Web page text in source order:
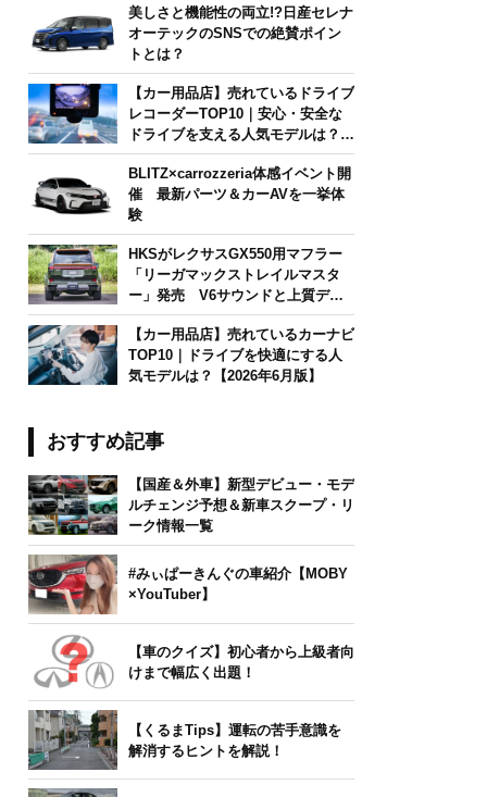
美しさと機能性の両立!?日産セレナ
オーテックのSNSでの絶賛ポイン
トとは？
【カー用品店】売れているドライブ
レコーダーTOP10｜安心・安全な
ドライブを支える人気モデルは？
【2026年6月版】
BLITZ×carrozzeria体感イベント開
催 最新パーツ＆カーAVを一挙体
験
HKSがレクサスGX550用マフラー
「リーガマックストレイルマスタ
ー」発売 V6サウンドと上質デザ
インを両立
【カー用品店】売れているカーナビ
TOP10｜ドライブを快適にする人
気モデルは？【2026年6月版】
おすすめ記事
【国産＆外車】新型デビュー・モデ
ルチェンジ予想＆新車スクープ・リ
ーク情報一覧
#みぃぱーきんぐの車紹介【MOBY
×YouTuber】
【車のクイズ】初心者から上級者向
けまで幅広く出題！
【くるまTips】運転の苦手意識を
解消するヒントを解説！